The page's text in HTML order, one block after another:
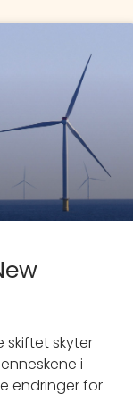
skiftet skyter
i
endringer for